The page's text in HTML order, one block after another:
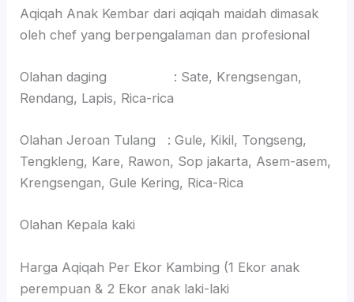
Aqiqah Anak Kembar dari aqiqah maidah dimasak
oleh chef yang berpengalaman dan profesional
Olahan daging : Sate, Krengsengan,
Rendang, Lapis, Rica-rica
Olahan Jeroan Tulang : Gule, Kikil, Tongseng,
Tengkleng, Kare, Rawon, Sop jakarta, Asem-asem,
Krengsengan, Gule Kering, Rica-Rica
Olahan Kepala kaki
Harga Aqiqah Per Ekor Kambing (1 Ekor anak
perempuan & 2 Ekor anak laki-laki